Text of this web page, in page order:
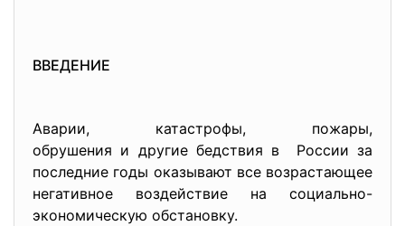
ВВЕДЕНИЕ
Аварии, катастрофы, пожары,
обрушения и другие бедствия в России за
последние годы оказывают все возрастающее
негативное воздействие на социально-
экономическую обстановку.